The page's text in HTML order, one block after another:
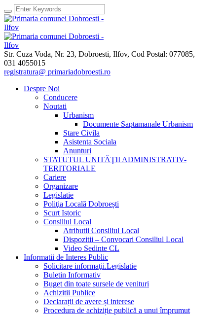
Str. Cuza Voda, Nr. 23, Dobroesti, Ilfov, Cod Postal: 077085,
031 4055015
registratura@ primariadobroesti.ro
Despre Noi
Conducere
Noutati
Urbanism
Documente Saptamanale Urbanism
Stare Civila
Asistenta Sociala
Anunturi
STATUTUL UNITĂŢII ADMINISTRATIV-
TERITORIALE
Cariere
Organizare
Legislatie
Poliţia Locală Dobroești
Scurt Istoric
Consiliul Local
Atributii Consiliul Local
Dispozitii – Convocari Consiliul Local
Video Sedinte CL
Informatii de Interes Public
Solicitare informaţii.Legislatie
Buletin Informativ
Buget din toate sursele de venituri
Achizitii Publice
Declarații de avere și interese
Procedura de achiziție publică a unui împrumut